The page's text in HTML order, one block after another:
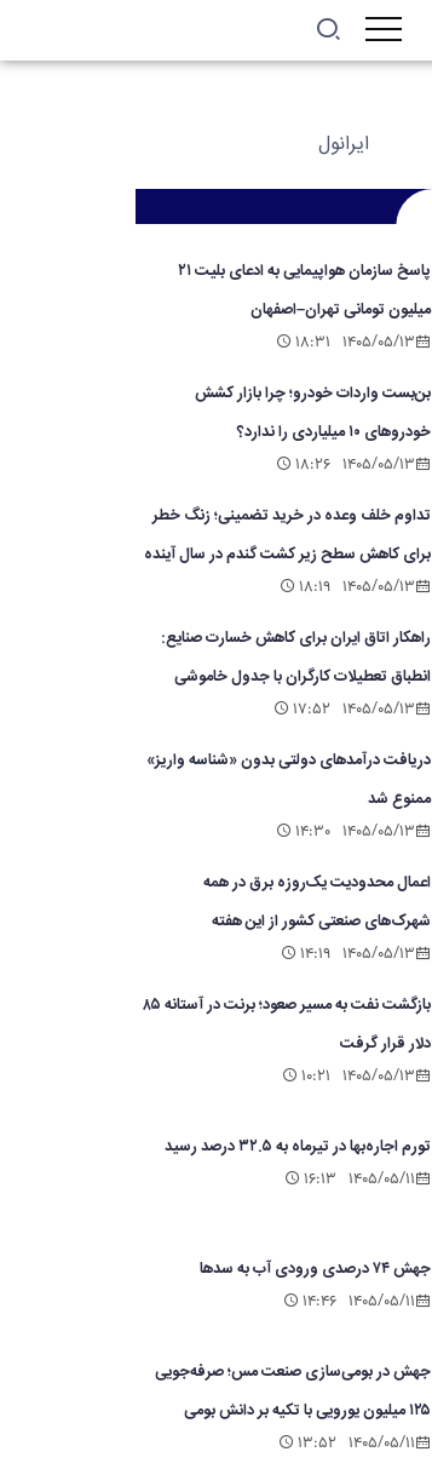
پاسخ سازمان هواپیمایی به ادعای بلیت ۲۱
میلیون تومانی تهران–اصفهان
۱۴۰۵/۰۵/۱۳ ۱۸:۳۱
بن‌بست واردات خودرو؛ چرا بازار کشش
خودروهای ۱۰ میلیاردی را ندارد؟
۱۴۰۵/۰۵/۱۳ ۱۸:۲۶
تداوم خلف وعده در خرید تضمینی؛ زنگ خطر
برای کاهش سطح زیر کشت گندم در سال آینده
۱۴۰۵/۰۵/۱۳ ۱۸:۱۹
راهکار اتاق ایران برای کاهش خسارت صنایع:
انطباق تعطیلات کارگران با جدول خاموشی
۱۴۰۵/۰۵/۱۳ ۱۷:۵۲
دریافت درآمدهای دولتی بدون «شناسه واریز»
ممنوع شد
۱۴۰۵/۰۵/۱۳ ۱۴:۳۰
اعمال محدودیت یک‌روزه برق در همه
شهرک‌های صنعتی کشور از این هفته
۱۴۰۵/۰۵/۱۳ ۱۴:۱۹
بازگشت نفت به مسیر صعود؛ برنت در آستانه ۸۵
دلار قرار گرفت
۱۴۰۵/۰۵/۱۳ ۱۰:۲۱
تورم اجاره‌بها در تیرماه به ۳۲.۵ درصد رسید
۱۴۰۵/۰۵/۱۱ ۱۶:۱۳
جهش ۷۴ درصدی ورودی آب به سدها
۱۴۰۵/۰۵/۱۱ ۱۴:۴۶
جهش در بومی‌سازی صنعت مس؛ صرفه‌جویی
۱۲۵ میلیون یورویی با تکیه بر دانش بومی
۱۴۰۵/۰۵/۱۱ ۱۳:۵۲